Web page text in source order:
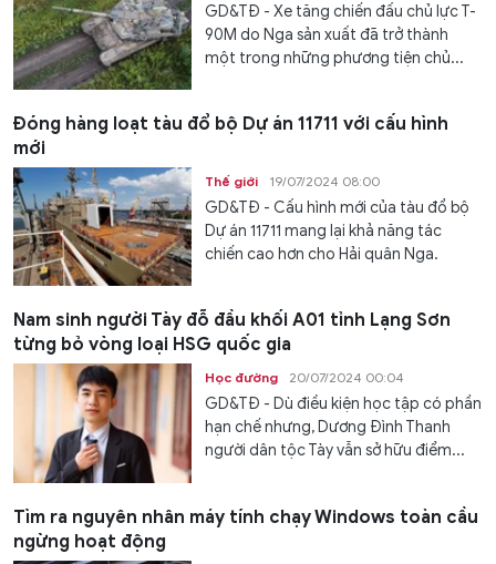
GD&TĐ - Xe tăng chiến đấu chủ lực T-
90M do Nga sản xuất đã trở thành
một trong những phương tiện chủ...
Đóng hàng loạt tàu đổ bộ Dự án 11711 với cấu hình
mới
Thế giới 19/07/2024 08:00
GD&TĐ - Cấu hình mới của tàu đổ bộ
Dự án 11711 mang lại khả năng tác
chiến cao hơn cho Hải quân Nga.
Nam sinh người Tày đỗ đầu khối A01 tỉnh Lạng Sơn
từng bỏ vòng loại HSG quốc gia
Học đường 20/07/2024 00:04
GD&TĐ - Dù điều kiện học tập có phần
hạn chế nhưng, Dương Đình Thanh
người dân tộc Tày vẫn sở hữu điểm...
Tìm ra nguyên nhân máy tính chạy Windows toàn cầu
ngừng hoạt động